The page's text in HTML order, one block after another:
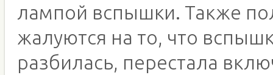
лампой вспышки. Также
жалуются на то, что
разбилась, перестала